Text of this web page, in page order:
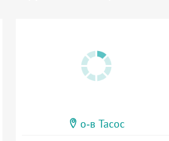
о-в Тасос